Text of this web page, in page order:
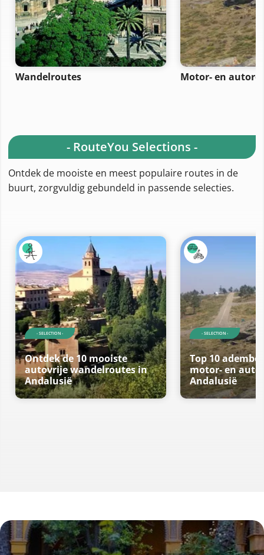
Wandelroutes Motor- en
- RouteYou Selections -
Ontdek de mooiste en meest populaire routes in de
buurt, zorgvuldig gebundeld in passende selecties.
- SELECTION -
Ontdek de 10 mooiste
autovrije wandelroutes in
Andalusië
- SELECTION -
Top 10
motor- en
Andalusië